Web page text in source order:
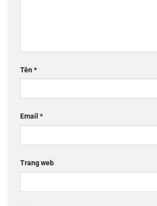
Tên*
Email *
Trang web